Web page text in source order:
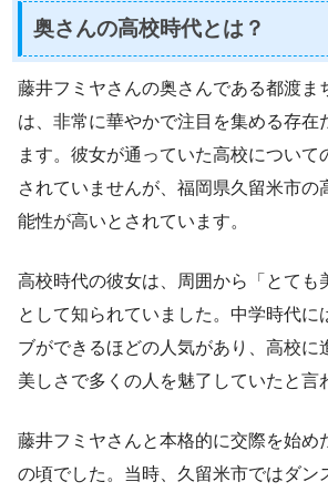
奥さんの高校時代とは？
藤井フミヤさんの奥さんである都渡ま
は、非常に華やかで注目を集める存在
ます。彼女が通っていた高校について
されていませんが、福岡県久留米市の
能性が高いとされています。
高校時代の彼女は、周囲から「とても
として知られていました。中学時代に
ブができるほどの人気があり、高校に
美しさで多くの人を魅了していたと言
藤井フミヤさんと本格的に交際を始め
の頃でした。当時、久留米市ではダン